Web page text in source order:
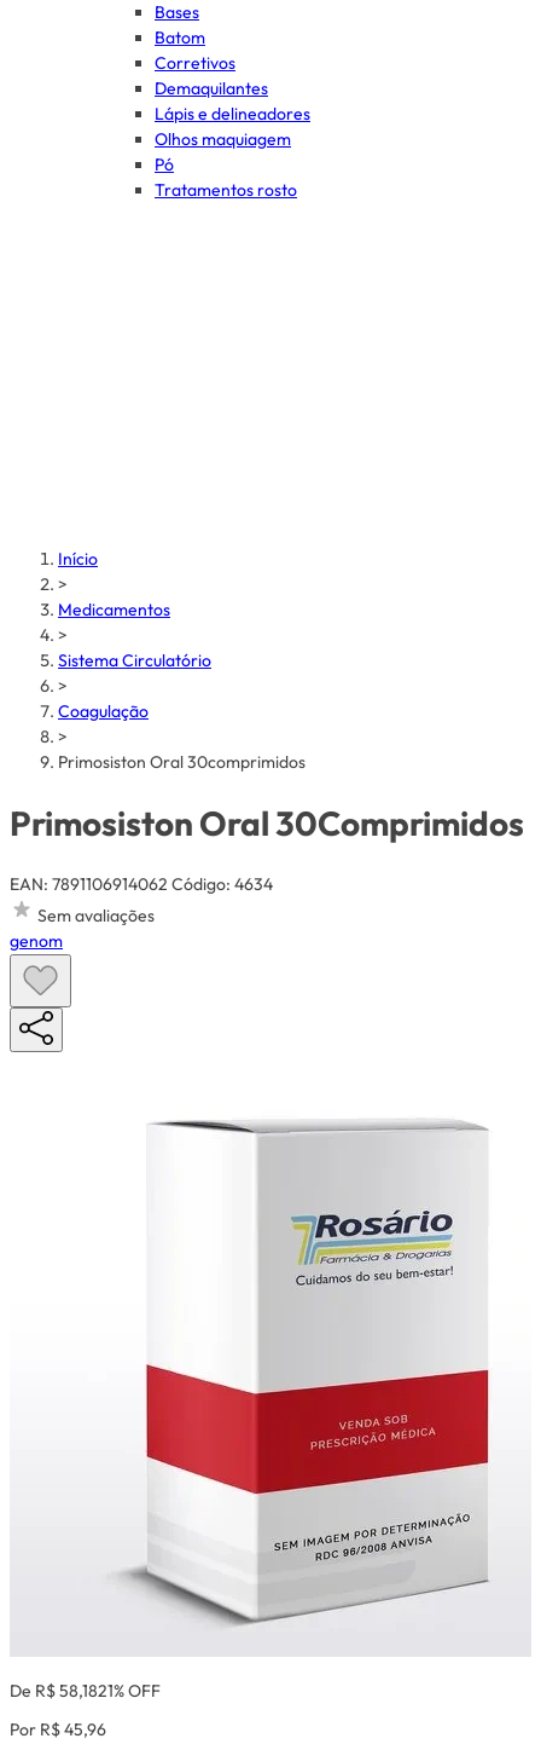
Bases
Batom
Corretivos
Demaquilantes
Lápis e delineadores
Olhos maquiagem
Pó
Tratamentos rosto
Início
>
Medicamentos
>
Sistema Circulatório
>
Coagulação
>
Primosiston Oral 30comprimidos
Primosiston Oral 30Comprimidos
EAN: 7891106914062 Código: 4634
Sem avaliações
genom
De R$ 58,1821% OFF
Por R$ 45,96